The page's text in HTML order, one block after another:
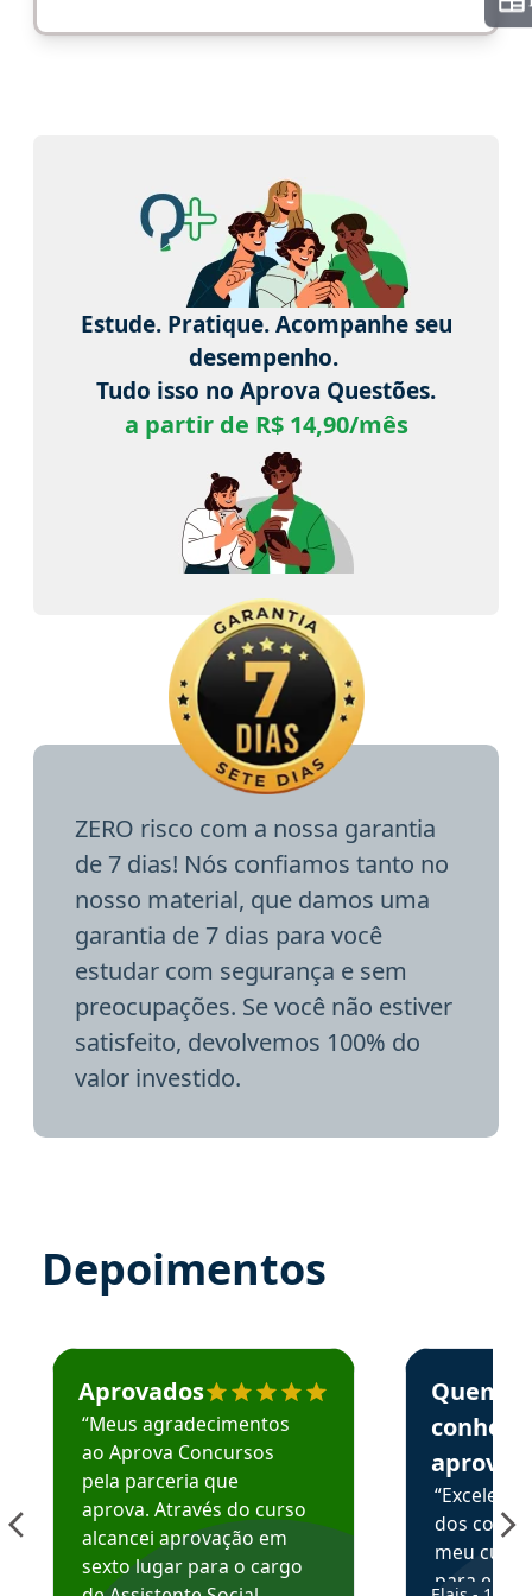
Estude. Pratique. Acompanhe seu
desempenho.
Tudo isso no Aprova Questões.
a partir de R$ 14,90/mês
ZERO risco com a nossa garantia
de 7 dias! Nós confiamos tanto no
nosso material, que damos uma
garantia de 7 dias para você
estudar com segurança e sem
preocupações. Se você não estiver
satisfeito, devolvemos 100% do
valor investido.
Depoimentos
Estudante José recomenda o Aprova Concursos em
Aprovados
“Meus agradecimentos
ao Aprova Concursos
pela parceria que
aprova. Através do curso
alcancei aprovação em
sexto lugar para o cargo
Estudante
Quem
aprova
dos
meu
para